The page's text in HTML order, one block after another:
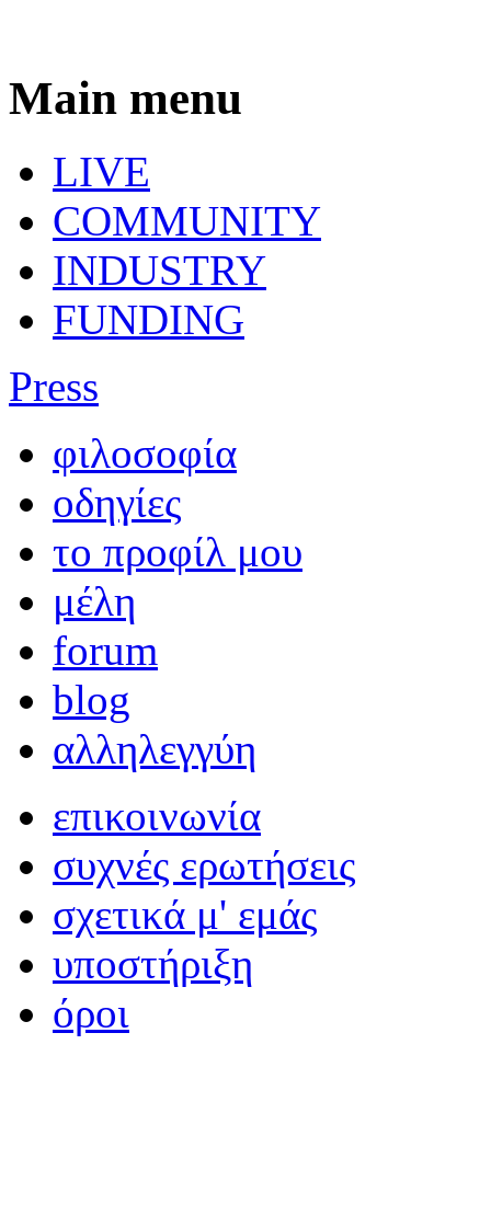
Main menu
LIVE
COMMUNITY
INDUSTRY
FUNDING
Press
φιλοσοφία
οδηγίες
το προφίλ μου
μέλη
forum
blog
αλληλεγγύη
επικοινωνία
συχνές ερωτήσεις
σχετικά μ' εμάς
υποστήριξη
όροι